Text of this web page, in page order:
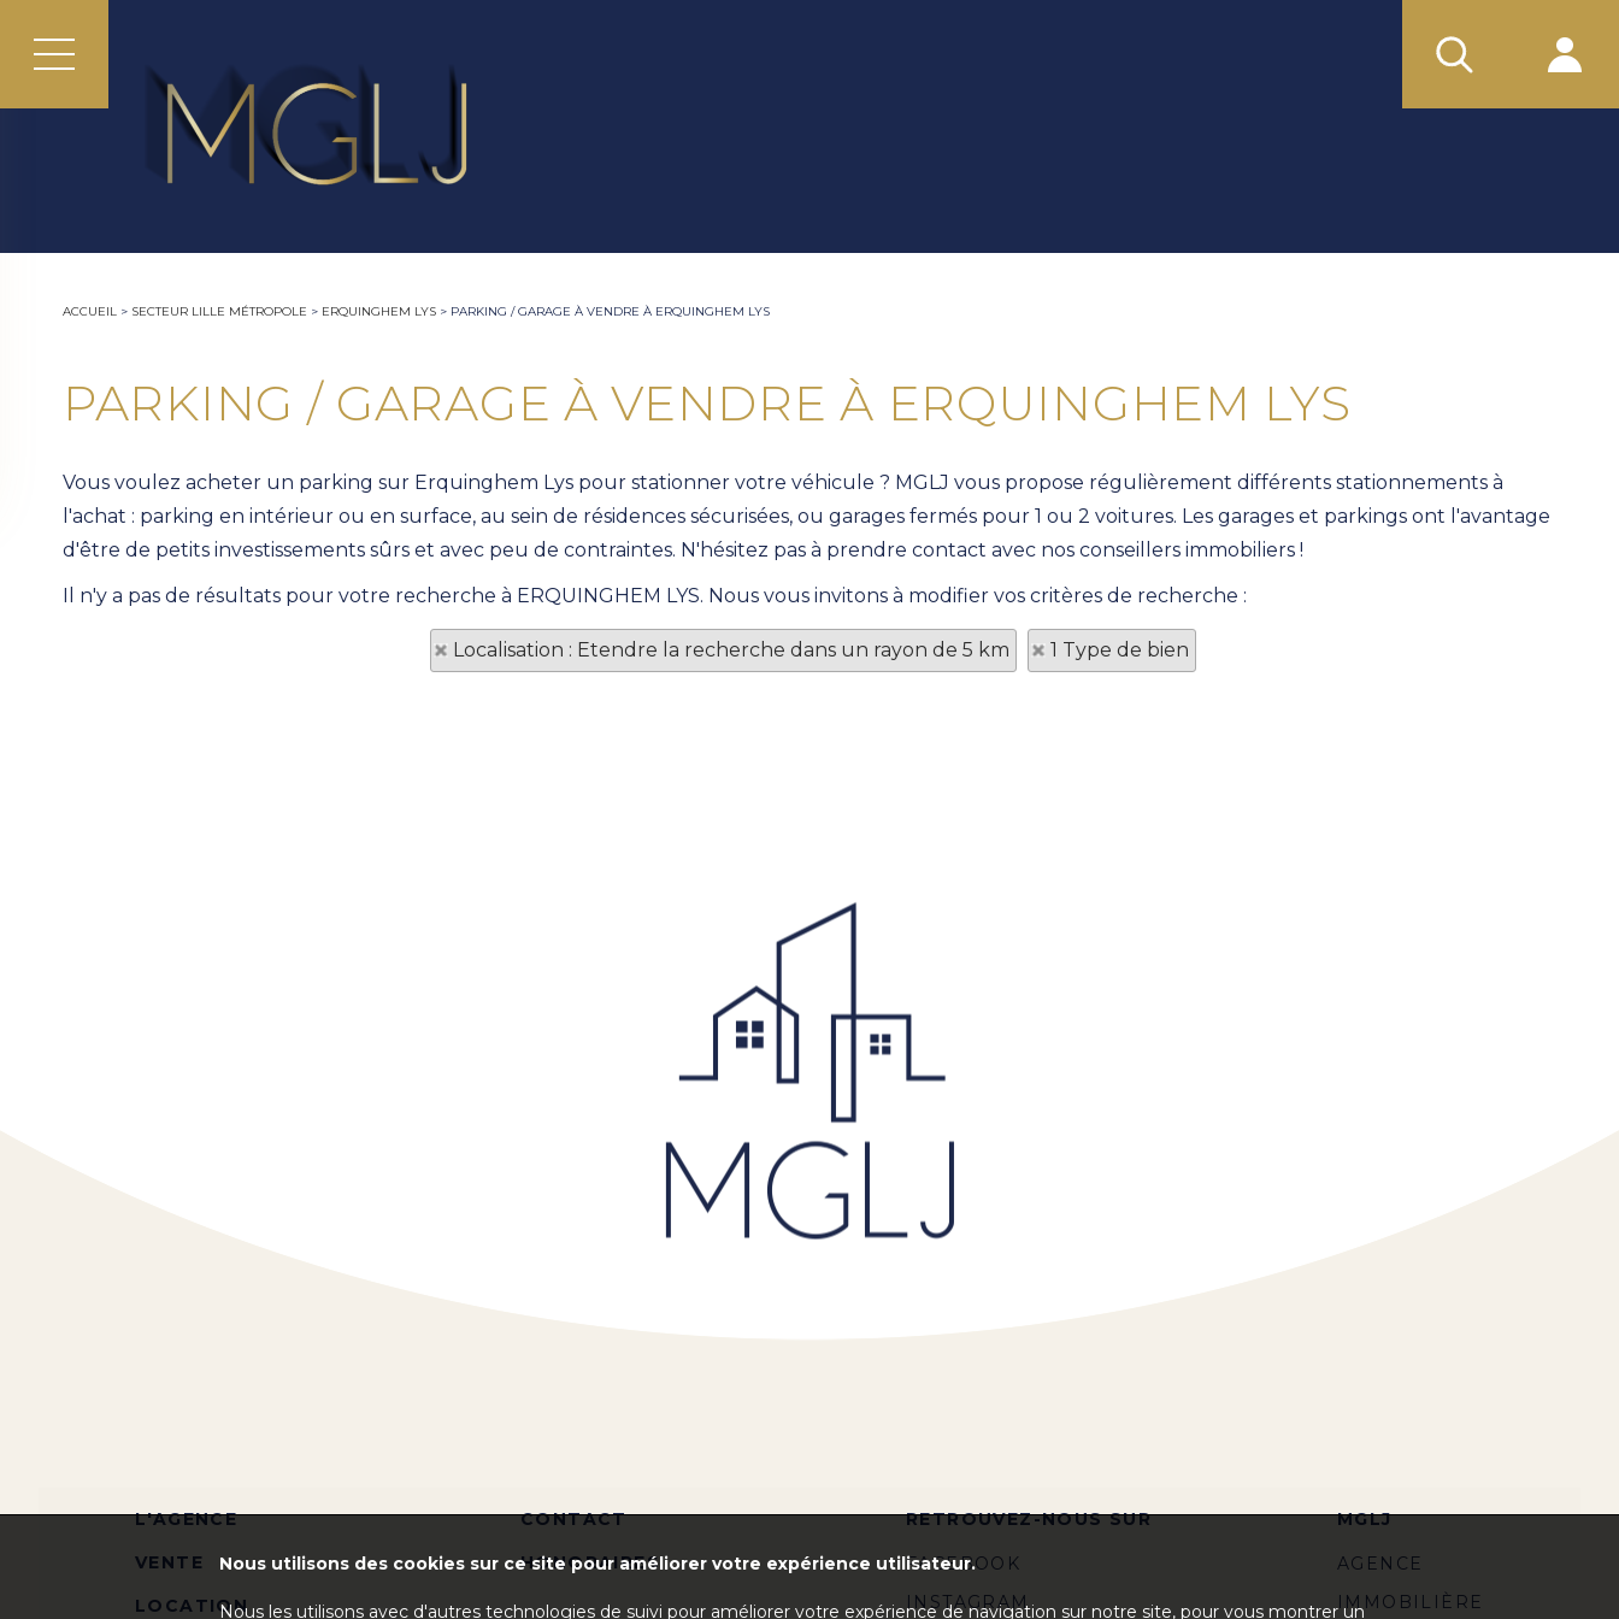
ACCUEIL > SECTEUR LILLE MÉTROPOLE > ERQUINGHEM LYS > PARKING / GARAGE À VENDRE À ERQUINGHEM LYS
PARKING / GARAGE À VENDRE À ERQUINGHEM LYS
Vous voulez acheter un parking sur Erquinghem Lys pour stationner votre véhicule ? MGLJ vous propose régulièrement différents stationnements à
l'achat : parking en intérieur ou en surface, au sein de résidences sécurisées, ou garages fermés pour 1 ou 2 voitures. Les garages et parkings ont l'avantage
d'être de petits investissements sûrs et avec peu de contraintes. N'hésitez pas à prendre contact avec nos conseillers immobiliers !
Il n'y a pas de résultats pour votre recherche à ERQUINGHEM LYS. Nous vous invitons à modifier vos critères de recherche :
Localisation : Etendre la recherche dans un rayon de 5 km 1 Type de bien
L'AGENCE
VENTE
LOCATION
CONTACT
HONORAIRES
RETROUVEZ-NOUS SUR
FACEBOOK
INSTAGRAM
MGLJ
AGENCE
IMMOBILIÈRE
Nous utilisons des cookies sur ce site pour améliorer votre expérience utilisateur.
Nous les utilisons avec d'autres technologies de suivi pour améliorer votre expérience de navigation sur notre site, pour vous montrer un